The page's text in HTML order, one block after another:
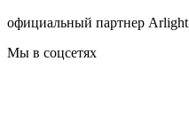
официальный партнер Arlight
Мы в соцсетях